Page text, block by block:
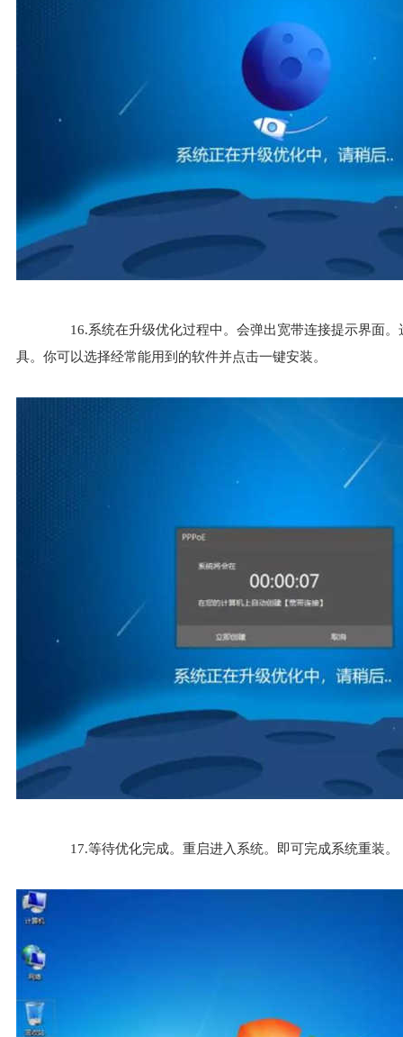
16.系统在升级优化过程中。会弹出宽带连接提示界面。
具。你可以选择经常能用到的软件并点击一键安装。
17.等待优化完成。重启进入系统。即可完成系统重装。